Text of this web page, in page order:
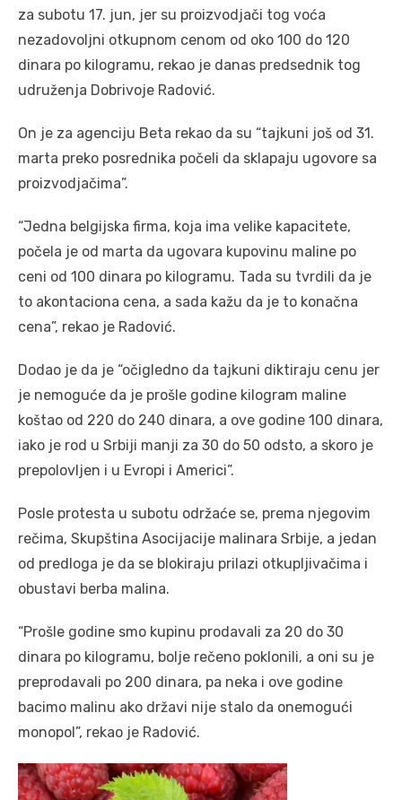
za subotu 17. jun, jer su proizvodjači tog voća
nezadovoljni otkupnom cenom od oko 100 do 120
dinara po kilogramu, rekao je danas predsednik tog
udruženja Dobrivoje Radović.
On je za agenciju Beta rekao da su “tajkuni još od 31.
marta preko posrednika počeli da sklapaju ugovore sa
proizvodjačima”.
“Jedna belgijska firma, koja ima velike kapacitete,
počela je od marta da ugovara kupovinu maline po
ceni od 100 dinara po kilogramu. Tada su tvrdili da je
to akontaciona cena, a sada kažu da je to konačna
cena”, rekao je Radović.
Dodao je da je “očigledno da tajkuni diktiraju cenu jer
je nemoguće da je prošle godine kilogram maline
koštao od 220 do 240 dinara, a ove godine 100 dinara,
iako je rod u Srbiji manji za 30 do 50 odsto, a skoro je
prepolovljen i u Evropi i Americi”.
Posle protesta u subotu održaće se, prema njegovim
rečima, Skupština Asocijacije malinara Srbije, a jedan
od predloga je da se blokiraju prilazi otkupljivačima i
obustavi berba malina.
“Prošle godine smo kupinu prodavali za 20 do 30
dinara po kilogramu, bolje rečeno poklonili, a oni su je
preprodavali po 200 dinara, pa neka i ove godine
bacimo malinu ako državi nije stalo da onemogući
monopol”, rekao je Radović.